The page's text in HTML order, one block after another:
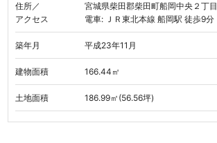
住所／
アクセス
宮城県柴田郡柴田町船岡中央２丁目
電車: ＪＲ東北本線 船岡駅 徒歩9分
築年月 平成23年11月
建物面積 166.44㎡
土地面積 186.99㎡(56.56坪)